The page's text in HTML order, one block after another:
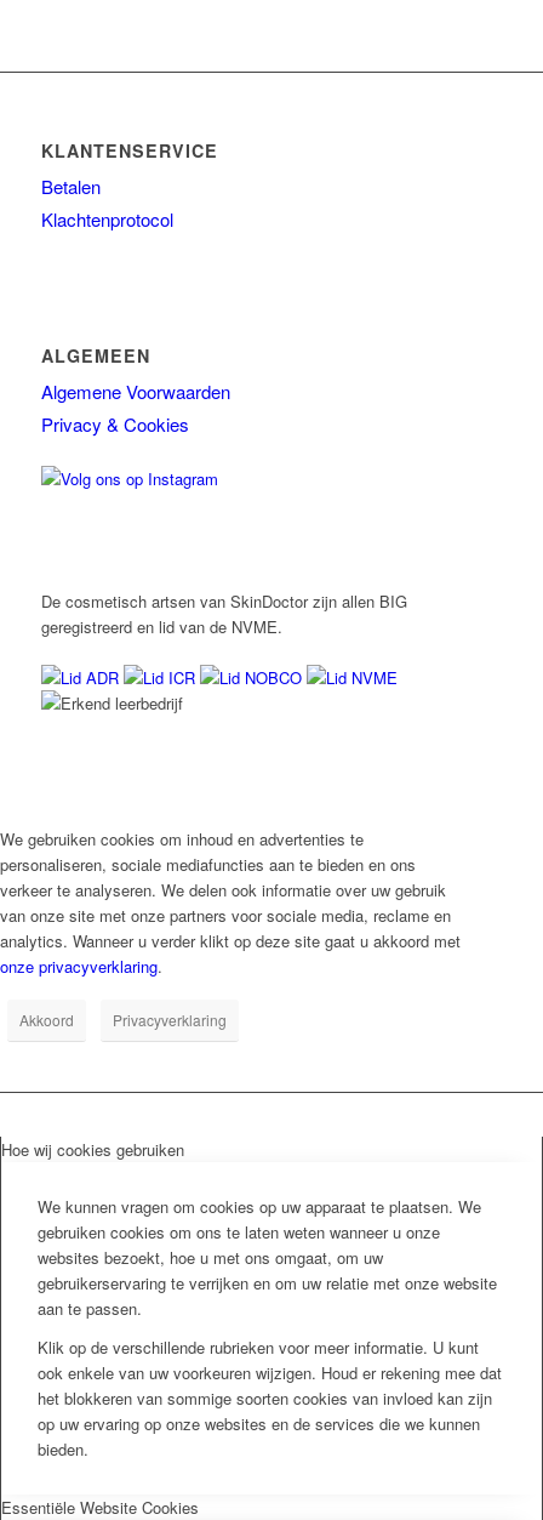
KLANTENSERVICE
Betalen
Klachtenprotocol
ALGEMEEN
Algemene Voorwaarden
Privacy & Cookies
De cosmetisch artsen van SkinDoctor zijn allen BIG
geregistreerd en lid van de NVME.
We gebruiken cookies om inhoud en advertenties te
personaliseren, sociale mediafuncties aan te bieden en ons
verkeer te analyseren. We delen ook informatie over uw gebruik
van onze site met onze partners voor sociale media, reclame en
analytics. Wanneer u verder klikt op deze site gaat u akkoord met
onze privacyverklaring.
Akkoord Privacyverklaring
Hoe wij cookies gebruiken
We kunnen vragen om cookies op uw apparaat te plaatsen. We
gebruiken cookies om ons te laten weten wanneer u onze
websites bezoekt, hoe u met ons omgaat, om uw
gebruikerservaring te verrijken en om uw relatie met onze website
aan te passen.
Klik op de verschillende rubrieken voor meer informatie. U kunt
ook enkele van uw voorkeuren wijzigen. Houd er rekening mee dat
het blokkeren van sommige soorten cookies van invloed kan zijn
op uw ervaring op onze websites en de services die we kunnen
bieden.
Essentiële Website Cookies